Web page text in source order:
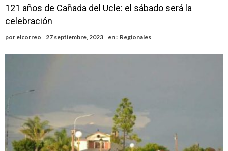
121 años de Cañada del Ucle: el sábado será la
celebración
por elcorreo 27 septiembre, 2023 en : Regionales